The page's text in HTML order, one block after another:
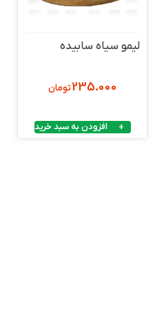
لیمو سیاه سابیده
235.000تومان
افزودن به سبد خرید